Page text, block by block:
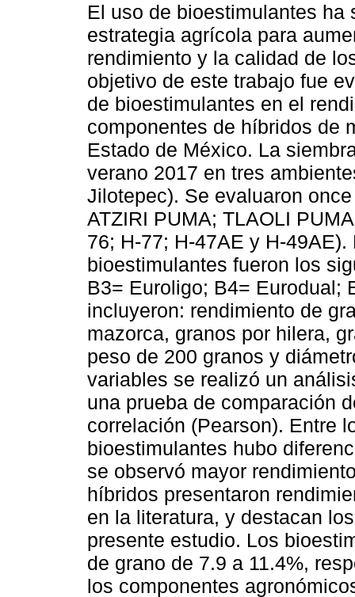
El uso de bioestimulantes ha
estrategia agrícola para
rendimiento y la calidad de
objetivo de este trabajo fue
de bioestimulantes en el
componentes de híbridos de
Estado de México. La
verano 2017 en tres
Jilotepec). Se evaluaron
ATZIRI PUMA; TLAOLI
76; H-77; H-47AE y H-
bioestimulantes fueron los
B3= Euroligo; B4= Eurodual;
incluyeron: rendimiento de
mazorca, granos por hilera,
peso de 200 granos y
variables se realizó un
una prueba de comparación
correlación (Pearson). Entre
bioestimulantes hubo
se observó mayor
híbridos presentaron
en la literatura, y destacan
presente estudio. Los
de grano de 7.9 a 11.4%,
los componentes